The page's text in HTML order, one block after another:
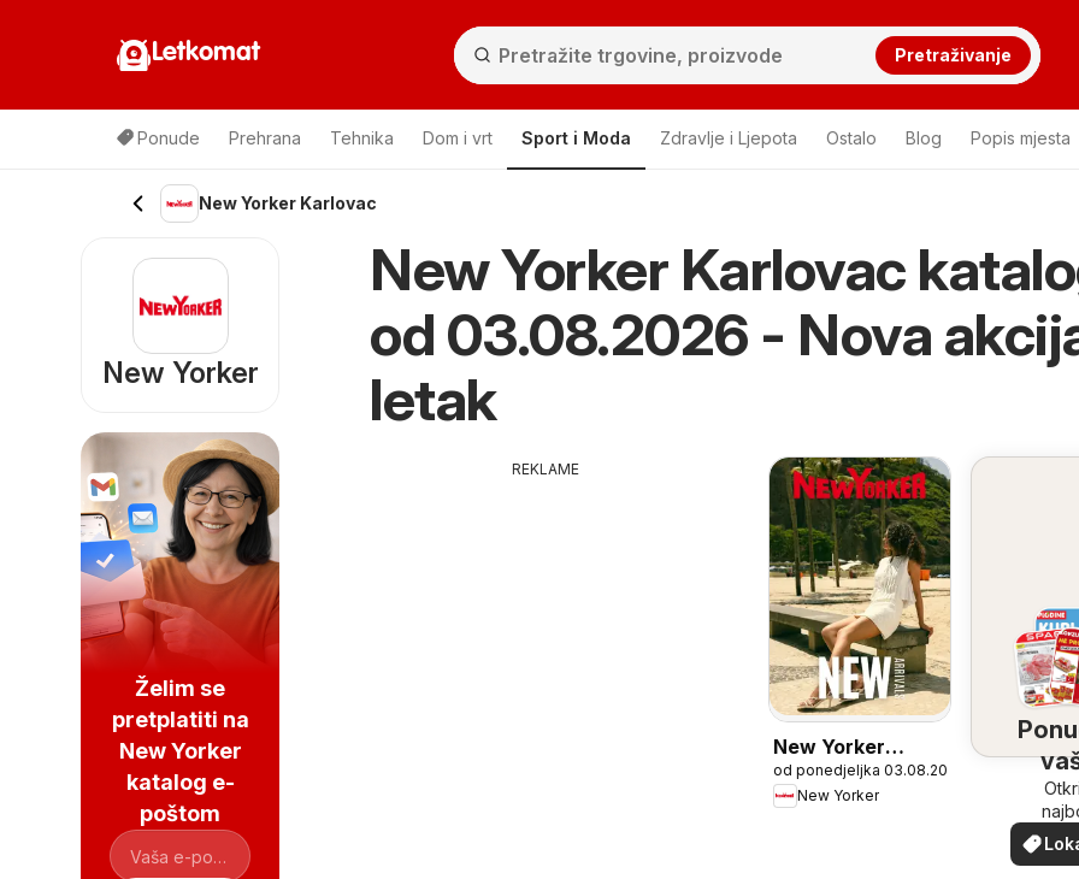
Letkomat Pretraživanje
Ponude Prehrana Tehnika Dom i vrt Sport i Moda Zdravlje i Ljepota Ostalo Blog Popis mjesta
New Yorker Karlovac
New Yorker Karlovac
od 03.08.2026 - Nova
letak
REKLAME
New Yorker
Katalog
od ponedjeljka 03.08.2026
New Yorker
vašoj
New Yorker
Želim se
pretplatiti na
New Yorker
katalog e-
poštom